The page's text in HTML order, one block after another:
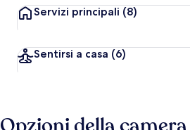
Servizi principali (8)
Sentirsi a casa (6)